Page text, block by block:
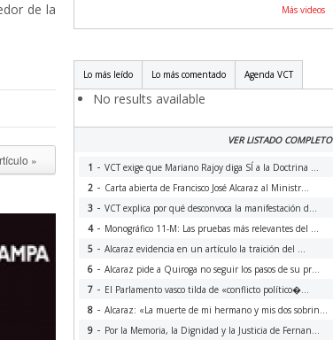
de la
»
Más videos
Lo más leído Lo más comentado Agenda VCT
No results available
VER LISTADO COMPLETO
1 - VCT exige que Mariano Rajoy diga SÍ a la Doctrina ...
2 - Carta abierta de Francisco José Alcaraz al Ministr...
3 - VCT explica por qué desconvoca la manifestación d...
4- Monográfico 11-M: Las pruebas más relevantes del ...
5 - Alcaraz evidencia en un artículo la traición del ...
6 - Alcaraz pide a Quiroga no seguir los pasos de su pr...
7 - El Parlamento vasco tilda de «conflicto político�...
8 - Alcaraz: «La muerte de mi hermano y mis dos sobrin...
9 - Por la Memoria, la Dignidad y la Justicia de Fernan...